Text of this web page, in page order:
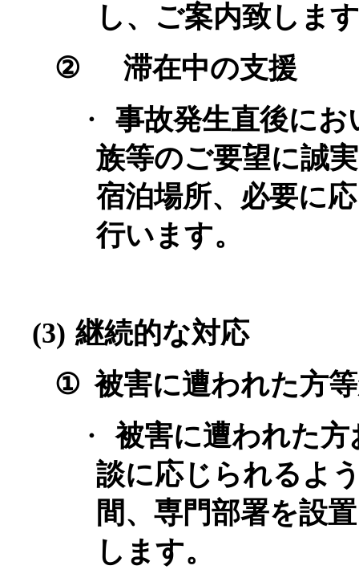
し、ご案内致しま
②
滞在中の支援
・
事故発生直後に
族等のご要望に誠
宿泊場所、必要に
行います。
(3) 継続的な対応
① 被害に遭われた方
・
被害に遭われた
談に応じられるよ
間、専門部署を設
します。